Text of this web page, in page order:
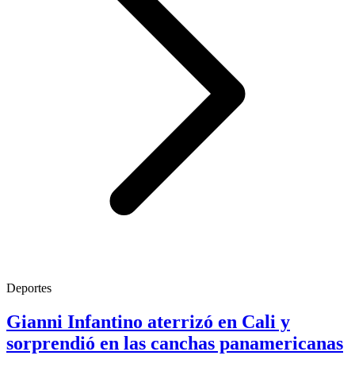
Deportes
Gianni Infantino aterrizó en Cali y
sorprendió en las canchas panamericanas